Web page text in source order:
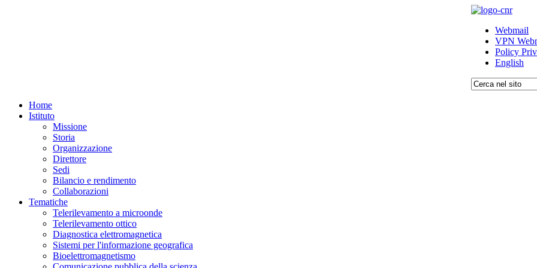
Webmail
VPN
Policy
English
Home
Istituto
Missione
Storia
Organizzazione
Direttore
Sedi
Bilancio e rendimento
Collaborazioni
Tematiche
Telerilevamento a microonde
Telerilevamento ottico
Diagnostica elettromagnetica
Sistemi per l'informazione geografica
Bioelettromagnetismo